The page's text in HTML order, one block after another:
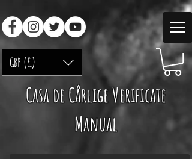
GBP (£)
Casa de Cârlige Verificate
Manual